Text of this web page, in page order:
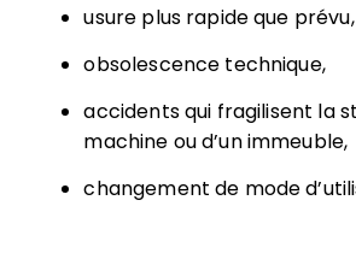
usure plus rapide que prévu,
obsolescence technique,
accidents qui fragilisent la
machine ou d’un immeuble,
changement de mode